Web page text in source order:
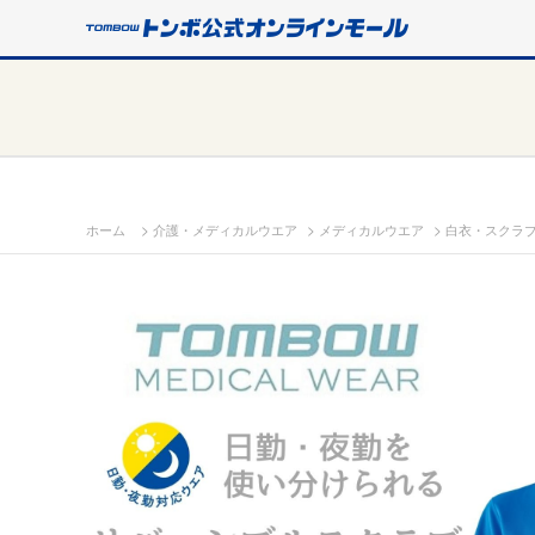
ホーム > 介護・メディカルウエア > メディカルウエア > 白衣・スクラ